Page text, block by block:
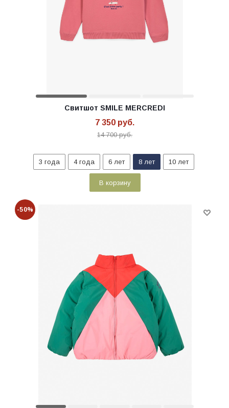
Свитшот SMILE MERCREDI
7 350 руб.
14 700руб.
3 года 4 года 6 лет 8 лет 10 лет
В корзину
-50%